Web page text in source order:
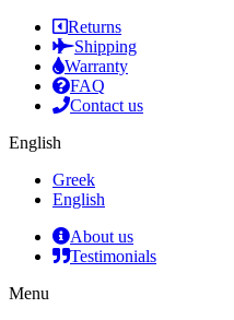
Returns
Shipping
Warranty
FAQ
Contact us
English
Greek
English
About us
Testimonials
Menu